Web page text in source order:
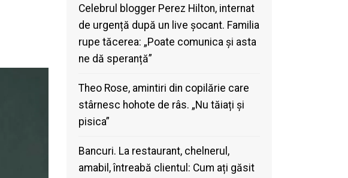
Celebrul blogger Perez Hilton, internat
de urgență după un live șocant. Familia
rupe tăcerea: „Poate comunica și asta
ne dă speranță”
Theo Rose, amintiri din copilărie care
stârnesc hohote de râs. „Nu tăiați și
pisica”
Bancuri. La restaurant, chelnerul,
amabil, întreabă clientul: Cum ați găsit